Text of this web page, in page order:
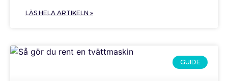
LÄS HELA ARTIKELN »
GUIDE